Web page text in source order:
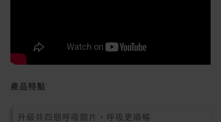
產品特點
升級共四個呼吸閥片，呼吸更順暢